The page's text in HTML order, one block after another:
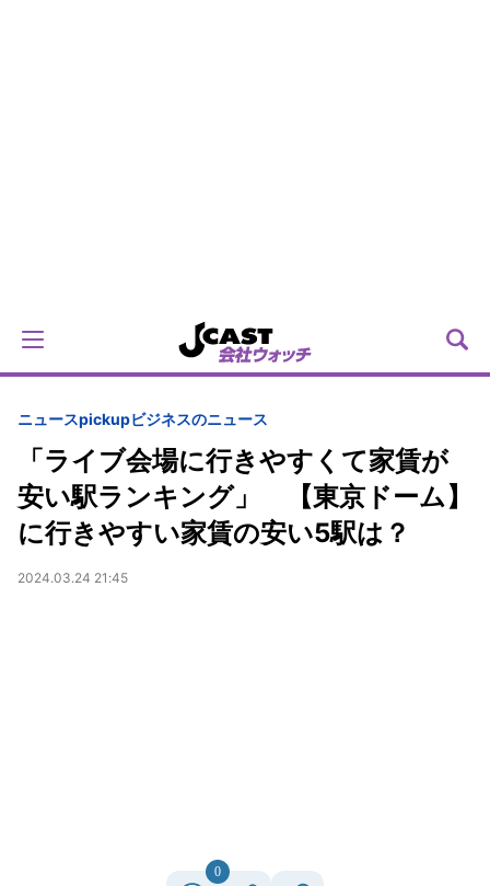
ニュースpickupビジネスのニュース
「ライブ会場に行きやすくて家賃が
安い駅ランキング」 【東京ドーム】
に行きやすい家賃の安い5駅は？
2024.03.24 21:45
0